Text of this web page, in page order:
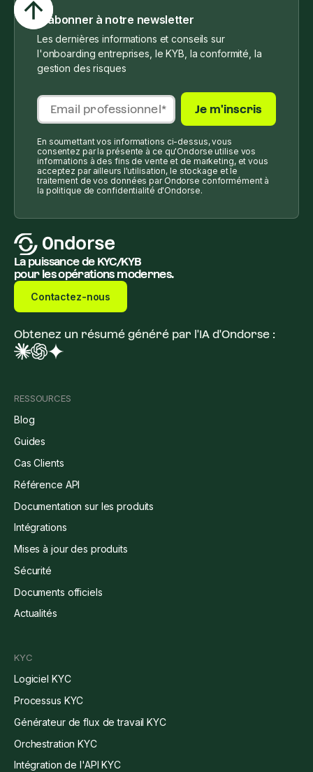
S'abonner à notre newsletter
Les dernières informations et conseils sur
l'onboarding entreprises, le KYB, la conformité, la
gestion des risques
En soumettant vos informations ci-dessus, vous
consentez par la présente à ce qu'Ondorse utilise vos
informations à des fins de vente et de marketing, et vous
acceptez par ailleurs l'utilisation, le stockage et le
traitement de vos données par Ondorse conformément à
la politique de confidentialité d'Ondorse.
La puissance de KYC/KYB
pour les opérations modernes.
Contactez-nous
Obtenez un résumé généré par l'IA d'Ondorse :
RESSOURCES
Blog
Guides
Cas Clients
Référence API
Documentation sur les produits
Intégrations
Mises à jour des produits
Sécurité
Documents officiels
Actualités
KYC
Logiciel KYC
Processus KYC
Générateur de flux de travail KYC
Orchestration KYC
Intégration de l'API KYC